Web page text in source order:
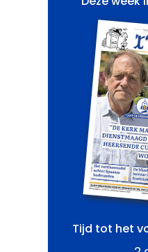
Tijd tot het